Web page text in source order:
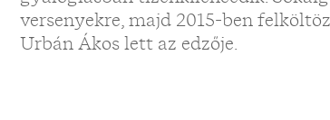
versenyekre, majd 2015-ben
Urbán Ákos lett az edzője.